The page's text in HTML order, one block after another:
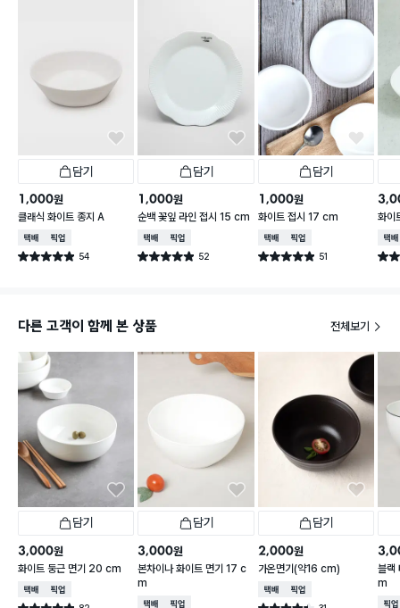
담기
1,000원
클래식 화이트 종지 A
택배배송매장픽업
별점 4.9점 54
건 작성
담기
1,000원
순백 꽃잎 라인 접시 15 cm
택배배송매장픽업
별점 4.9점 52
건 작성
담기
1,000원
화이트 접시 17 cm
택배배송매장픽업
별점 4.9점 51
건 작성
화이
택배
별점
다른 고객이 함께 본 상품 전체보기
담기
3,000원
화이트 둥근 면기 20 cm
택배배송매장픽업
담기
3,000원
본차이나 화이트 면기 17 c
m
택배배송매장픽업
담기
2,000원
가온면기(약16 cm)
택배배송매장픽업
블랙
m
매장